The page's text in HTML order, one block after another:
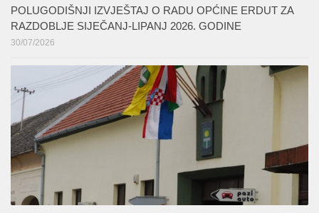
POLUGODIŠNJI IZVJEŠTAJ O RADU OPĆINE ERDUT ZA
RAZDOBLJE SIJEČANJ-LIPANJ 2026. GODINE
30/07/2026